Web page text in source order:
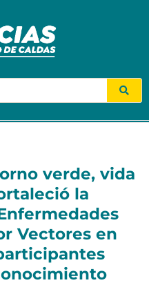
verde, vida
la
Vectores en